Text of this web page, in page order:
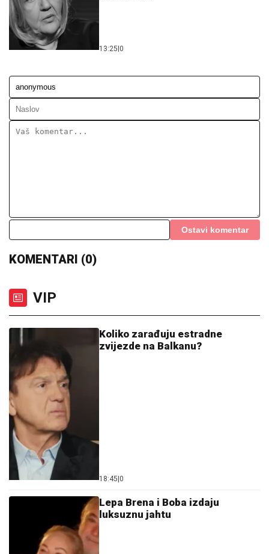
13:25 0
Ostavi komentar
KOMENTARI (0)
VIP
Koliko zarađuju estradne
zvijezde na Balkanu?
18:45 0
Lepa Brena i Boba izdaju
luksuznu jahtu